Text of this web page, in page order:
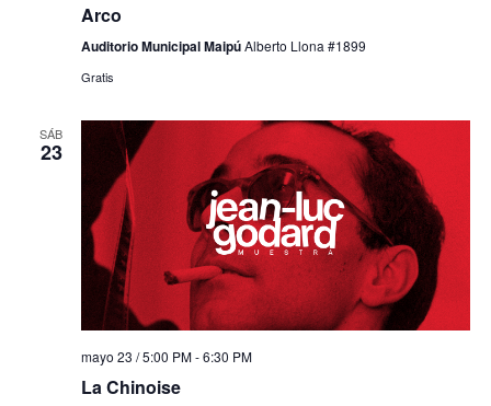
Arco
Auditorio Municipal MaipúAlberto Llona #1899
Gratis
SÁB
23
mayo 23 / 5:00 PM-6:30 PM
La Chinoise